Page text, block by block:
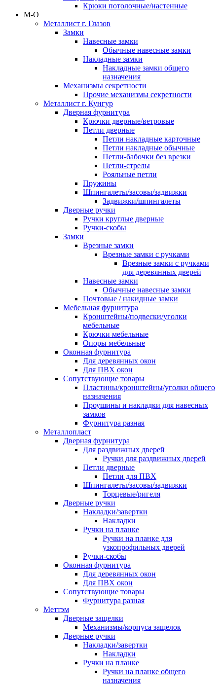
Крюки потолочные/настенные
М-О
Металлист г. Глазов
Замки
Навесные замки
Обычные навесные замки
Накладные замки
Накладные замки общего
назначения
Механизмы секретности
Прочие механизмы секретности
Металлист г. Кунгур
Дверная фурнитура
Крючки дверные/ветровые
Петли дверные
Петли накладные карточные
Петли накладные обычные
Петли-бабочки без врезки
Петли-стрелы
Рояльные петли
Пружины
Шпингалеты/засовы/задвижки
Задвижки/шпингалеты
Дверные ручки
Ручки круглые дверные
Ручки-скобы
Замки
Врезные замки
Врезные замки с ручками
Врезные замки с ручками
для деревянных дверей
Навесные замки
Обычные навесные замки
Почтовые / накидные замки
Мебельная фурнитура
Кронштейны/подвески/уголки
мебельные
Крючки мебельные
Опоры мебельные
Оконная фурнитура
Для деревянных окон
Для ПВХ окон
Сопутствующие товары
Пластины/кронштейны/уголки общего
назначения
Проушины и накладки для навесных
замков
Фурнитура разная
Металлопласт
Дверная фурнитура
Для раздвижных дверей
Ручки для раздвижных дверей
Петли дверные
Петли для ПВХ
Шпингалеты/засовы/задвижки
Торцевые/ригеля
Дверные ручки
Накладки/завертки
Накладки
Ручки на планке
Ручки на планке для
узкопрофильных дверей
Ручки-скобы
Оконная фурнитура
Для деревянных окон
Для ПВХ окон
Сопутствующие товары
Фурнитура разная
Меттэм
Дверные защелки
Механизмы/корпуса защелок
Дверные ручки
Накладки/завертки
Накладки
Ручки на планке
Ручки на планке общего
назначения